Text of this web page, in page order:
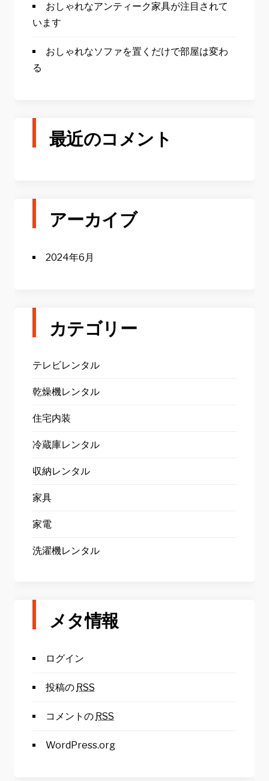
おしゃれなアンティーク家具が注目されて
います
おしゃれなソファを置くだけで部屋は変わ
る
最近のコメント
アーカイブ
2024年6月
カテゴリー
テレビレンタル
乾燥機レンタル
住宅内装
冷蔵庫レンタル
収納レンタル
家具
家電
洗濯機レンタル
メタ情報
ログイン
投稿の RSS
コメントの RSS
WordPress.org